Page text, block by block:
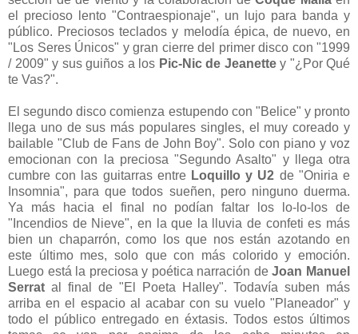
el precioso lento "Contraespionaje", un lujo para banda y
público. Preciosos teclados y melodía épica, de nuevo, en
"Los Seres Únicos" y gran cierre del primer disco con "1999
/ 2009" y sus guiños a los Pic-Nic de Jeanettey "¿Por Qué
te Vas?".
El segundo disco comienza estupendo con "Belice" y pronto
llega uno de sus más populares singles, el muy coreado y
bailable "Club de Fans de John Boy". Solo con piano y voz
emocionan con la preciosa "Segundo Asalto" y llega otra
cumbre con las guitarras entre Loquillo y U2 de "Oniria e
Insomnia", para que todos sueñen, pero ninguno duerma.
Ya más hacia el final no podían faltar los lo-lo-los de
"Incendios de Nieve", en la que la lluvia de confeti es más
bien un chaparrón, como los que nos están azotando en
este último mes, solo que con más colorido y emoción.
Luego está la preciosa y poética narración deJoan Manuel
Serrat al final de "El Poeta Halley". Todavía suben más
arriba en el espacio al acabar con su vuelo "Planeador" y
todo el público entregado en éxtasis. Todos estos últimos